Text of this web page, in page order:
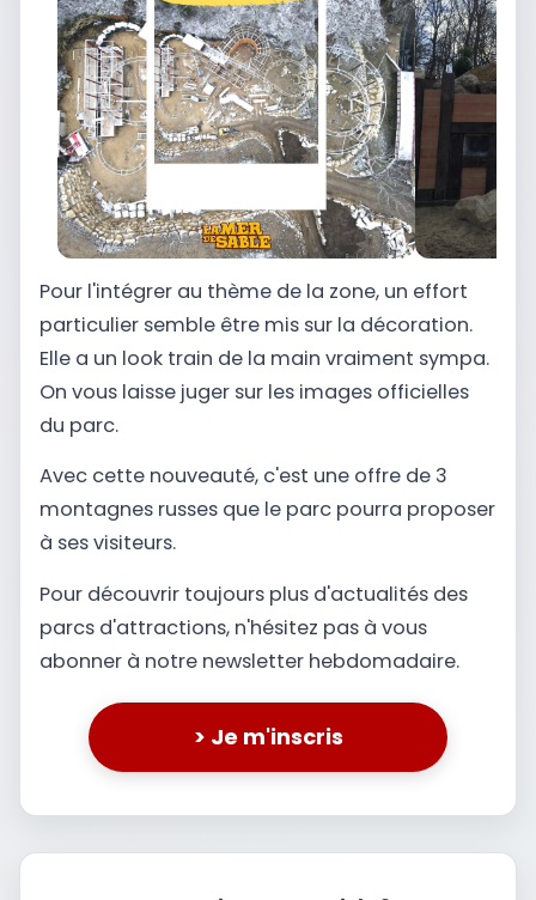
Pour l'intégrer au thème de la zone, un effort
particulier semble être mis sur la décoration.
Elle a un look train de la main vraiment sympa.
On vous laisse juger sur les images officielles
du parc.
Avec cette nouveauté, c'est une offre de 3
montagnes russes que le parc pourra proposer
à ses visiteurs.
Pour découvrir toujours plus d'actualités des
parcs d'attractions, n'hésitez pas à vous
abonner à notre newsletter hebdomadaire.
> Je m'inscris